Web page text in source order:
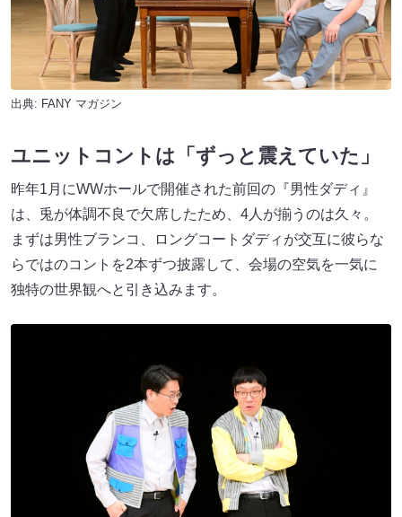
出典: FANY マガジン
ユニットコントは「ずっと震えていた」
昨年1月にWWホールで開催された前回の『男性ダディ』
は、兎が体調不良で欠席したため、4人が揃うのは久々。
まずは男性ブランコ、ロングコートダディが交互に彼らな
らではのコントを2本ずつ披露して、会場の空気を一気に
独特の世界観へと引き込みます。